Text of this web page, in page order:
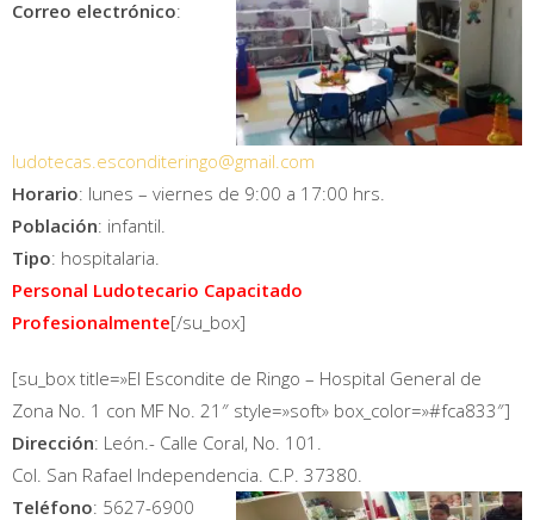
Correo electrónico:
ludotecas.esconditeringo@gmail.com
Horario: lunes – viernes de 9:00 a 17:00 hrs.
Población: infantil.
Tipo: hospitalaria.
Personal Ludotecario Capacitado
Profesionalmente[/su_box]
[su_box title=»El Escondite de Ringo – Hospital General de
Zona No. 1 con MF No. 21″ style=»soft» box_color=»#fca833″]
Dirección: León.- Calle Coral, No. 101.
Col. San Rafael Independencia. C.P. 37380.
Teléfono: 5627-6900